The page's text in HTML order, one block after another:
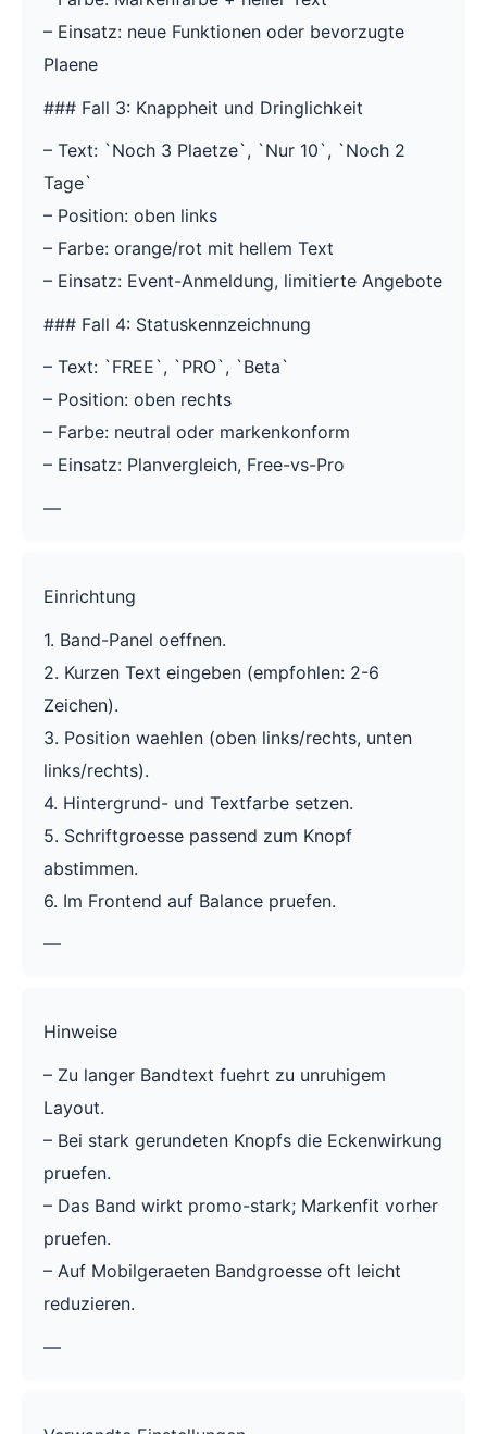
– Einsatz: neue Funktionen oder bevorzugte
Plaene
### Fall 3: Knappheit und Dringlichkeit
– Text: `Noch 3 Plaetze`, `Nur 10`, `Noch 2
Tage`
– Position: oben links
– Farbe: orange/rot mit hellem Text
– Einsatz: Event-Anmeldung, limitierte Angebote
### Fall 4: Statuskennzeichnung
– Text: `FREE`, `PRO`, `Beta`
– Position: oben rechts
– Farbe: neutral oder markenkonform
– Einsatz: Planvergleich, Free-vs-Pro
—
Einrichtung
1. Band-Panel oeffnen.
2. Kurzen Text eingeben (empfohlen: 2-6
Zeichen).
3. Position waehlen (oben links/rechts, unten
links/rechts).
4. Hintergrund- und Textfarbe setzen.
5. Schriftgroesse passend zum Knopf
abstimmen.
6. Im Frontend auf Balance pruefen.
—
Hinweise
– Zu langer Bandtext fuehrt zu unruhigem
Layout.
– Bei stark gerundeten Knopfs die Eckenwirkung
pruefen.
– Das Band wirkt promo-stark; Markenfit vorher
pruefen.
– Auf Mobilgeraeten Bandgroesse oft leicht
reduzieren.
—